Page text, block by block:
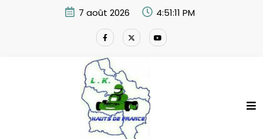
7 août 2026 4:51:11 PM